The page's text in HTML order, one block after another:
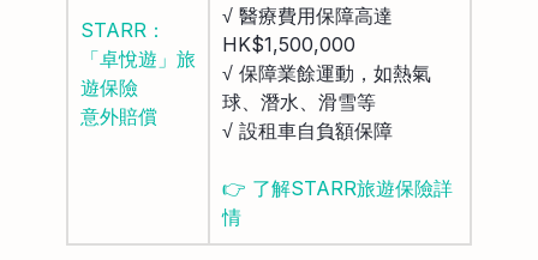
STARR：
「卓悅遊」旅
遊保險
意外賠償
√ 醫療費用保障高達
HK$1,500,000
√ 保障業餘運動，如熱氣
球、潛水、滑雪等
√ 設租車自負額保障
👉 了解STARR旅遊保險詳
情